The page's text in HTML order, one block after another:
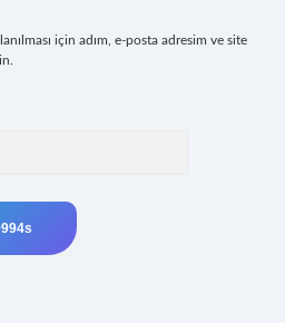
için adım, e-posta adresim ve site